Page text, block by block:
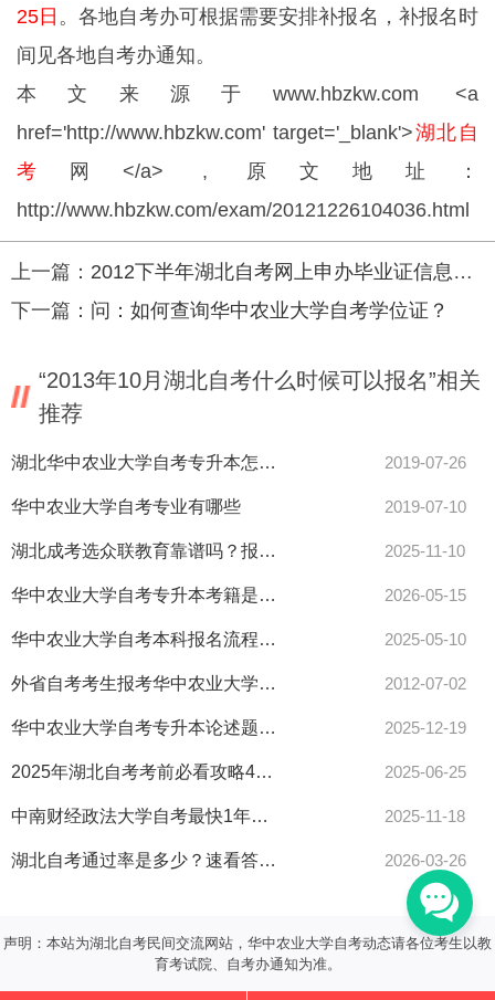
25日 。各地自考办可根据需要安排补报名，补报名时
间见各地自考办通知。
本文来源于 www.hbzkw.com <a
href='http://www.hbzkw.com' target='_blank'>湖北自
考
网</a> , 原文地址：
http://www.hbzkw.com/exam/20121226104036.html
上一篇： 2012下半年湖北自考网上申办毕业证信息确认时间
下一篇： 问：如何查询华中农业大学自考学位证？
“2013年10月湖北自考什么时候可以报名”相关
推荐
湖北华中农业大学自考专升本怎么样？ 2019-07-26
华中农业大学自考专业有哪些 2019-07-10
湖北成考选众联教育靠谱吗？报名攻略大揭秘！ 2025-11-10
华中农业大学自考专升本考籍是什么？ 2026-05-15
华中农业大学自考本科报名流程及考试指南全解析 2025-05-10
外省自考考生报考华中农业大学需重新办理准考证吗 2012-07-02
华中农业大学自考专升本论述题怎么答？实用技巧分享 2025-12-19
2025年湖北自考考前必看攻略4月12日开考 2025-06-25
中南财经政法大学自考最快1年半拿双证攻略来了！ 2025-11-18
湖北自考通过率是多少？速看答案！ 2026-03-26
声明：本站为湖北自考民间交流网站，华中农业大学自考动态请各位考生以教
育考试院、自考办通知为准。